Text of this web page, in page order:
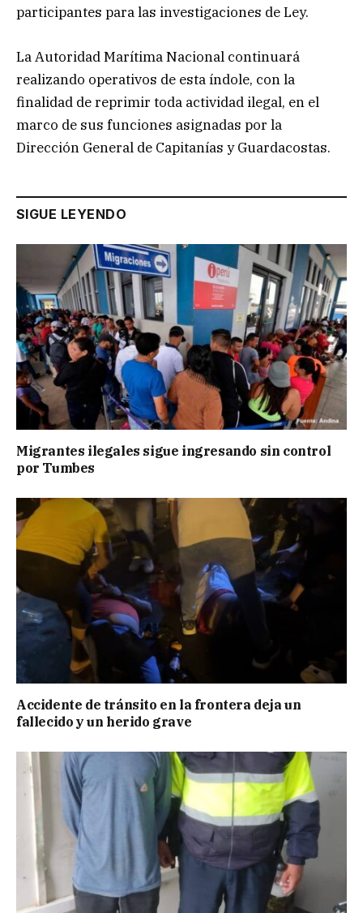
participantes para las investigaciones de Ley.
La Autoridad Marítima Nacional continuará
realizando operativos de esta índole, con la
finalidad de reprimir toda actividad ilegal, en el
marco de sus funciones asignadas por la
Dirección General de Capitanías y Guardacostas.
SIGUE LEYENDO
Migrantes ilegales sigue ingresando sin control
por Tumbes
Accidente de tránsito en la frontera deja un
fallecido y un herido grave